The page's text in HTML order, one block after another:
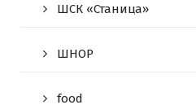
ШСК «Станица»
ШНОР
food